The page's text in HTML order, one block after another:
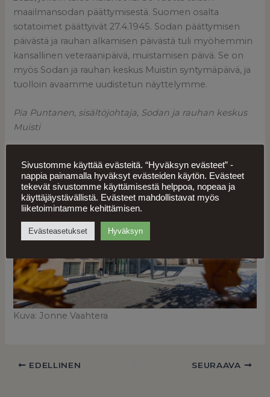
maailmansodan päättymisestä. Suomen osalta
sotatoimet päättyivät 27.4.1945. Sodan päättymisen
päivästä ja rauhan alkamisen päivästä tuli myöhemmin
kansallinen veteraanipäivä, muistamisen päivä. Se on
myös Sodan ja rauhan keskus Muistin syntymäpäivä, ja
tuolloin avaamme uudistetun näyttelymme.
Pia Puntanen, sisältöjohtaja, Sodan ja rauhan keskus
Muisti
Kuva: Jonne Vaahtera
EDELLINEN SEURAAVA
Sivustomme käyttää evästeitä. “Hyväksyn evästeet” -
nappia painamalla hyväksyt evästeiden käytön. Evästeet
tekevät sivustomme käyttämisestä helppoa, nopeaa ja
käyttäjäystävällistä. Evästeet mahdollistavat myös
liiketoimintamme kehittämisen.
Evästeasetukset Hyväksyn